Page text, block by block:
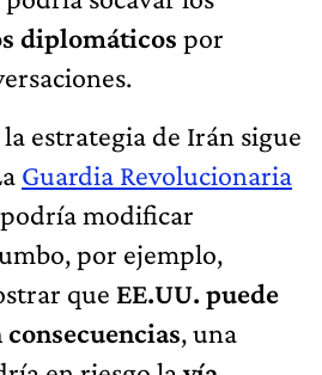
diplomáticos por
estrategia de Irán sigue
Guardia Revolucionaria
modificar
por ejemplo,
que EE.UU. puede
, una